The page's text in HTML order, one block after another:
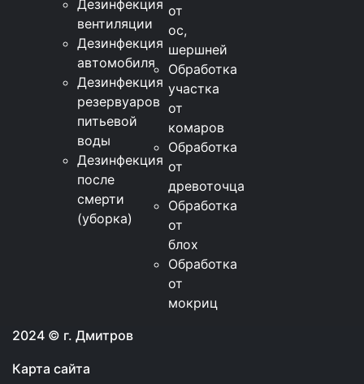
Дезинфекция
вентиляции
Дезинфекция
автомобиля
Дезинфекция
резервуаров
питьевой
воды
Дезинфекция
после
смерти
(уборка)
от
ос,
шершней
Обработка
участка
от
комаров
Обработка
от
древоточца
Обработка
от
блох
Обработка
от
мокриц
2024 © г. Дмитров
Карта сайта